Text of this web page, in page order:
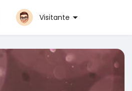
Visitante